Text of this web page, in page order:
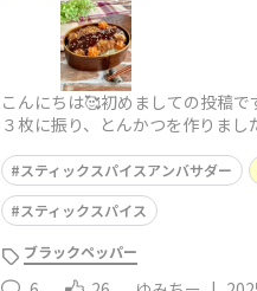
こんにちは🥰初めましての投稿
３枚に振り、とんかつを作りま
スティックスパイスアンバサダー
スティックスパイス
ブラックペッパー